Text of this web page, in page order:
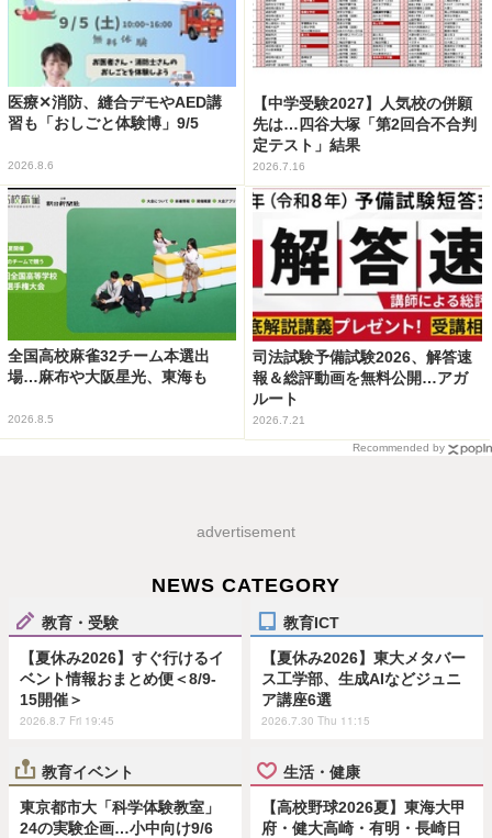
医療✕消防、縫合デモやAED講
習も「おしごと体験博」9/5
2026.8.6
【中学受験2027】人気校の併願
先は…四谷大塚「第2回合不合判
定テスト」結果
2026.7.16
全国高校麻雀32チーム本選出
場…麻布や大阪星光、東海も
2026.8.5
司法試験予備試験2026、解答速
報＆総評動画を無料公開…アガ
ルート
2026.7.21
Recommended by
advertisement
NEWS CATEGORY
教育・受験
【夏休み2026】すぐ行けるイ
ベント情報おまとめ便＜8/9-
15開催＞
2026.8.7 Fri 19:45
教育ICT
【夏休み2026】東大メタバー
ス工学部、生成AIなどジュニ
ア講座6選
2026.7.30 Thu 11:15
教育イベント
東京都市大「科学体験教室」
24の実験企画…小中向け9/6
生活・健康
【高校野球2026夏】東海大甲
府・健大高崎・有明・長崎日